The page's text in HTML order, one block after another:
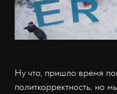
Ну что, пришло время
политкорректность, но